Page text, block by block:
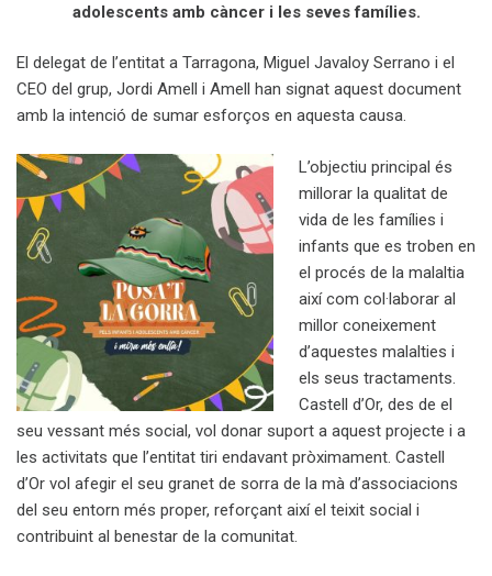
adolescents amb càncer i les seves famílies.
El delegat de l’entitat a Tarragona, Miguel Javaloy Serrano i el
CEO del grup, Jordi Amell i Amell han signat aquest document
amb la intenció de sumar esforços en aquesta causa.
L’objectiu principal és
millorar la qualitat de
vida de les famílies i
infants que es troben en
el procés de la malaltia
així com col·laborar al
millor coneixement
d’aquestes malalties i
els seus tractaments.
Castell d’Or, des de el
seu vessant més social, vol donar suport a aquest projecte i a
les activitats que l’entitat tiri endavant pròximament. Castell
d’Or vol afegir el seu granet de sorra de la mà d’associacions
del seu entorn més proper, reforçant així el teixit social i
contribuint al benestar de la comunitat.